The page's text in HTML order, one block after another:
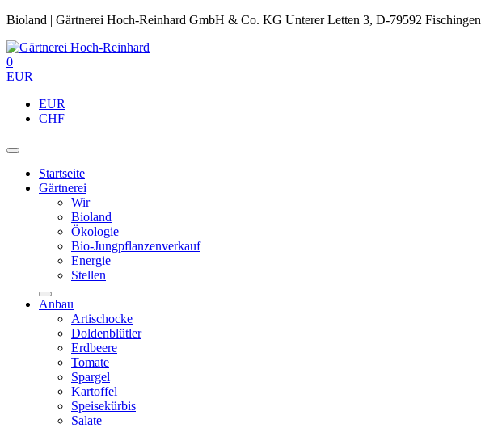
Bioland | Gärtnerei Hoch-Reinhard GmbH & Co. KG Unterer Letten 3, D-79592 Fischingen
0
EUR
EUR
CHF
Startseite
Gärtnerei
Wir
Bioland
Ökologie
Bio-Jungpflanzenverkauf
Energie
Stellen
Anbau
Artischocke
Doldenblütler
Erdbeere
Tomate
Spargel
Kartoffel
Speisekürbis
Salate